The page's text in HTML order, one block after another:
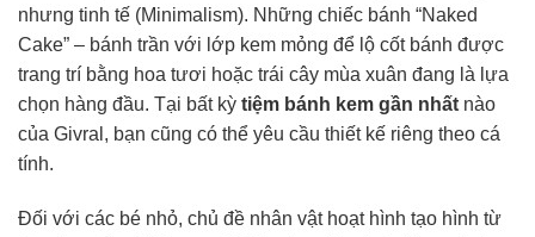
nhưng tinh tế (Minimalism). Những chiếc bánh “Naked
Cake” – bánh trần với lớp kem mỏng để lộ cốt bánh được
trang trí bằng hoa tươi hoặc trái cây mùa xuân đang là lựa
chọn hàng đầu. Tại bất kỳ tiệm bánh kem gần nhất nào
của Givral, bạn cũng có thể yêu cầu thiết kế riêng theo cá
tính.
Đối với các bé nhỏ, chủ đề nhân vật hoạt hình tạo hình từ